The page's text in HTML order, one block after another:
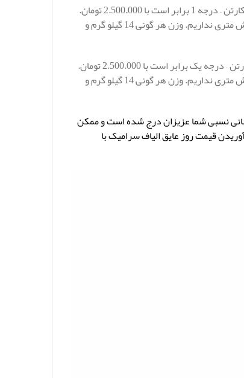
قیمت پشم سرامیک پتویی با گرید 1260 و دانسیته 128 و ضخامت 2.5 سانتی متر کارتن – درجه 1 برابر است با 2.500.000 تومان.
قیمت کارتن و بسته درج شده است. فروش به صورت کارتن انجام می شود و فروش متری نداریم. وزن هر گونی 14 گیلو گرم و
قیمت الیاف سرامیک پتویی با گرید 1260 و دانسیته 128 و ضخامت 5 سانتی متر کارتن – درجه یک برابر است با 2.500.000 تومان.
قیمت کارتن و بسته درج شده است. فروش به صورت کارتن انجام می شود و فروش متری نداریم. وزن هر گونی 14 گیلو گرم و
نسبی شما عزیزان درج شده است و ممکن
قیمت روز عایق الیاف سرامیک با